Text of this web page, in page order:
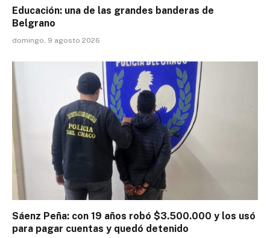
Educación: una de las grandes banderas de
Belgrano
domingo, 9 agosto 2026
Sáenz Peña: con 19 años robó $3.500.000 y los usó
para pagar cuentas y quedó detenido